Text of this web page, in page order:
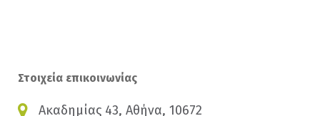
Στοιχεία επικοινωνίας
Ακαδημίας 43, Αθήνα, 10672